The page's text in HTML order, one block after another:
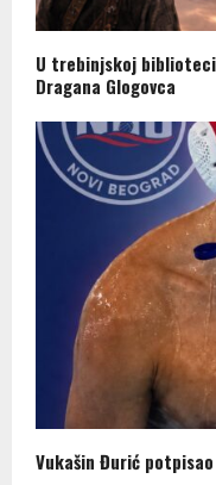
U trebinjskoj
Dragana Glogovca
Vukašin Đurić